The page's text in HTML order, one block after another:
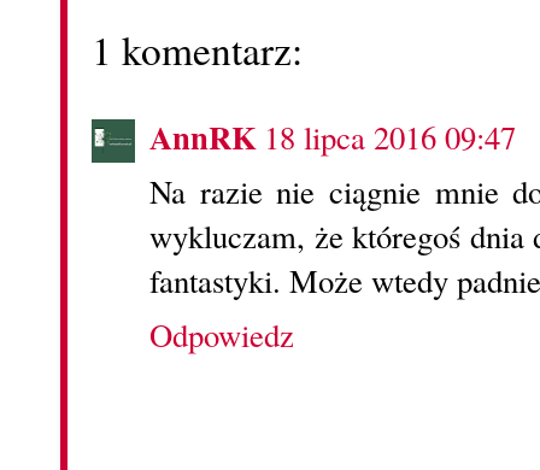
1 komentarz:
AnnRK 18 lipca 2016 09:47
Na razie nie ciągnie mnie
wykluczam, że któregoś
fantastyki. Może wtedy
Odpowiedz